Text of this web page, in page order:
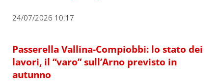
24/07/2026 10:17
Passerella Vallina-Compiobbi: lo stato dei
lavori, il “varo” sull’Arno previsto in
autunno